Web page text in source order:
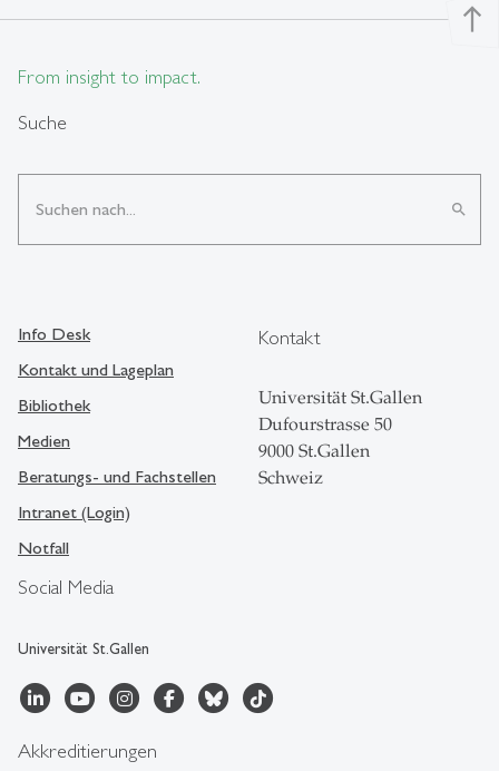
north
From insight to impact.
Suche
search
Social Media
Universität St.Gallen
Info Desk
Kontakt und Lageplan
Bibliothek
Medien
Beratungs- und Fachstellen
Intranet (Login)
Notfall
Kontakt
Universität St.Gallen
Dufourstrasse 50
9000 St.Gallen
Schweiz
Akkreditierungen